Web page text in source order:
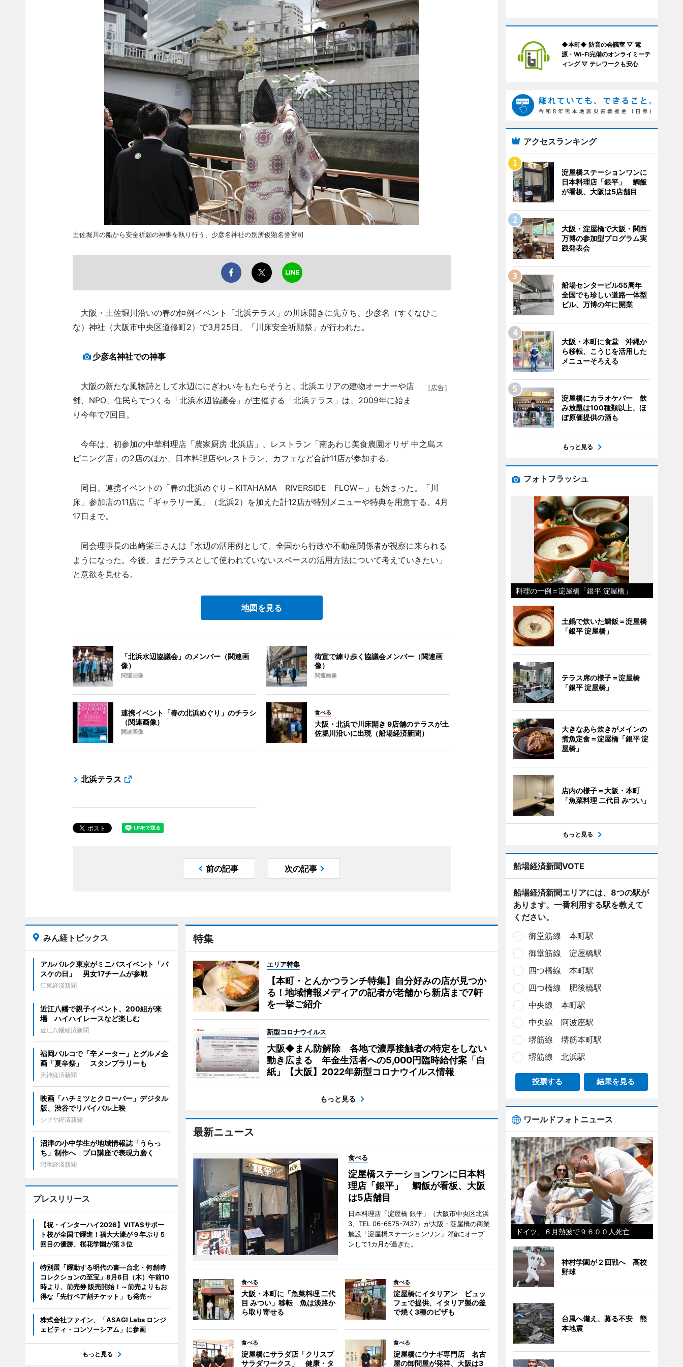
土佐堀川の船から安全祈願の神事を執り行う、少彦名神社の別所俊顕名誉宮司
大阪・土佐堀川沿いの春の恒例イベント「北浜テラス」の川床開きに先立ち、少彦名（すくなひこ
な）神社（大阪市中央区道修町2）で3月25日、「川床安全祈願祭」が行われた。
少彦名神社での神事
［広告］
大阪の新たな風物詩として水辺ににぎわいをもたらそうと、北浜エリアの建物オーナーや店
舗、NPO、住民らでつくる「北浜水辺協議会」が主催する「北浜テラス」は、2009年に始ま
り今年で7回目。
今年は、初参加の中華料理店「農家厨房 北浜店」、レストラン「南あわじ美食農園オリザ 中之島ス
ピニング店」の2店のほか、日本料理店やレストラン、カフェなど合計11店が参加する。
同日、連携イベントの「春の北浜めぐり～KITAHAMA RIVERSIDE FLOW～」も始まった。「川
床」参加店の11店に「ギャラリー風」（北浜2）を加えた計12店が特別メニューや特典を用意する。4月
17日まで。
同会理事長の出崎栄三さんは「水辺の活用例として、全国から行政や不動産関係者が視察に来られる
ようになった。今後、まだテラスとして使われていないスペースの活用方法について考えていきたい」
と意欲を見せる。
地図を見る
「北浜水辺協議会」のメンバー（関連画
像）
関連画像
街宣で練り歩く協議会メンバー（関連画
像）
関連画像
連携イベント「春の北浜めぐり」のチラシ
（関連画像）
関連画像
食べる
大阪・北浜で川床開き 9店舗のテラスが土
佐堀川沿いに出現（船場経済新聞）
北浜テラス
前の記事 次の記事
特集
エリア特集
【本町・とんかつランチ特集】自分好みの店が見つか
る！地域情報メディアの記者が老舗から新店まで7軒
を一挙ご紹介
新型コロナウイルス
大阪◆まん防解除 各地で濃厚接触者の特定をしない
動き広まる 年金生活者への5,000円臨時給付案「白
紙」【大阪】2022年新型コロナウイルス情報
もっと見る
最新ニュース
食べる
淀屋橋ステーションワンに日本料
理店「銀平」 鯛飯が看板、大阪
は5店舗目
日本料理店「淀屋橋 銀平」（大阪市中央区北浜
3、TEL 06-6575-7437）が大阪・淀屋橋の商業
施設「淀屋橋ステーションワン」2階にオープ
ンして1カ月が過ぎた。
食べる
大阪・本町に「魚菜料理 二代
目 みつい」移転 魚は淡路か
ら取り寄せる
食べる
淀屋橋にイタリアン ビュッ
フェで提供、イタリア製の釜
で焼く3種のピザも
食べる
淀屋橋にサラダ店「クリスプ
サラダワークス」 健康・タ
食べる
淀屋橋にウナギ専門店 名古
屋の卸問屋が発祥、大阪は3
みん経トピックス
アルバルク東京がミニバスイベント「バ
スケの日」 男女17チームが参戦
江東経済新聞
近江八幡で親子イベント、200組が来
場 ハイハイレースなど楽しむ
近江八幡経済新聞
福岡パルコで「辛メーター」とグルメ企
画「夏辛祭」 スタンプラリーも
天神経済新聞
映画「ハチミツとクローバー」デジタル
版、渋谷でリバイバル上映
シブヤ経済新聞
沼津の小中学生が地域情報誌「うらっ
ち」制作へ プロ講座で表現力磨く
沼津経済新聞
プレスリリース
【祝・インターハイ2026】VITASサポー
ト校が全国で躍進！福大大濠が９年ぶり５
回目の優勝、桜花学園が第３位
特別展「躍動する明代の書―台北・何創時
コレクションの至宝」8月6日（木）午前10
時より、前売券 販売開始！～前売よりもお
得な「先行ペア割チケット」も発売～
株式会社ファイン、「ASAGI Labs ロンジ
ェビティ・コンソーシアム」に参画
もっと見る
◆本町◆ 防音の会議室 ▽ 電
源・Wi-Fi完備のオンライミーテ
ィング ▽ テレワークも安心
アクセスランキング
淀屋橋ステーションワンに
日本料理店「銀平」 鯛飯
が看板、大阪は5店舗目
大阪・淀屋橋で大阪・関西
万博の参加型プログラム実
践発表会
船場センタービル55周年
全国でも珍しい道路一体型
ビル、万博の年に開業
大阪・本町に食堂 沖縄か
ら移転、こうじを活用した
メニューそろえる
淀屋橋にカラオケバー 飲
み放題は100種類以上、ほ
ぼ原価提供の酒も
もっと見る
フォトフラッシュ
料理の一例＝淀屋橋「銀平 淀屋橋」
土鍋で炊いた鯛飯＝淀屋橋
「銀平 淀屋橋」
テラス席の様子＝淀屋橋
「銀平 淀屋橋」
大きなあら炊きがメインの
煮魚定食＝淀屋橋「銀平 淀
屋橋」
店内の様子＝大阪・本町
「魚菜料理 二代目 みつい」
もっと見る
船場経済新聞VOTE
船場経済新聞エリアには、8つの駅が
あります。一番利用する駅を教えて
ください。
御堂筋線 本町駅
御堂筋線 淀屋橋駅
四つ橋線 本町駅
四つ橋線 肥後橋駅
中央線 本町駅
中央線 阿波座駅
堺筋線 堺筋本町駅
堺筋線 北浜駅
投票する 結果を見る
ワールドフォトニュース
ドイツ、６月熱波で９６００人死亡
神村学園が２回戦へ 高校
野球
台風へ備え、募る不安 熊
本地震